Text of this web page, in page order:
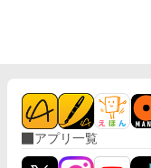
アプリ一覧